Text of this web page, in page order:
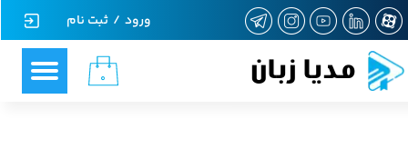
مدیا زبان ۰
ورود / ثبت نام
حساب کاربری من
تغییر گذر واژه